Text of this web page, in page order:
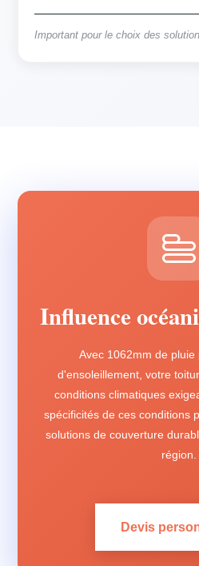
Important pour le choix des
Influence
Avec 1062mm de pluie
d'ensoleillement, votre
conditions climatiques
spécificités de ces conditions
solutions de couverture
région.
Devis